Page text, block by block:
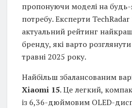
пропонуючи моделі на
потребу. Експерти
актуальний рейтинг
бренду, які варто
травні 2025 року.
Найбільш збалансованим
Xiaomi 15. Це легкий,
із 6,36-дюймовим OLED-